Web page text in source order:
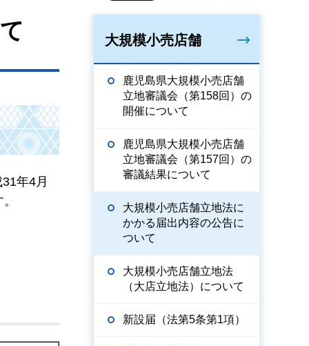
年4月
大規模小売店舗
鹿児島県大規模小売店舗
立地審議会（第158回）の
開催について
鹿児島県大規模小売店舗
立地審議会（第157回）の
審議結果について
大規模小売店舗立地法に
かかる届出内容の公告に
ついて
大規模小売店舗立地法
（大店立地法）について
新設届（法第5条第1項）